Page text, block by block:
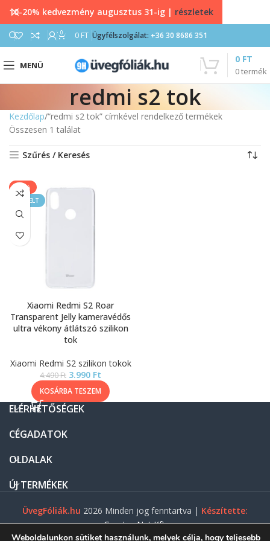
0 0 FT Ügyfélszolgálat: +36 30 8686 351
MENÜ
0termék
0 FT
redmi s2 tok
Kezdőlap “redmi s2 tok” címkével rendelkező termékek
Összesen 1 találat
Szűrés / Keresés
-11%
KIEMELT
Xiaomi Redmi S2 Roar
Transparent Jelly kameravédős
ultra vékony átlátszó szilikon
tok
Xiaomi Redmi S2 szilikon tokok
4.490Ft 3.990 Ft
KOSÁRBA TESZEM
ELÉRHETŐSÉGEK
CÉGADATOK
OLDALAK
ÚJ TERMÉKEK
ÜvegFóliák.hu 2026 Minden jog fenntartva | Készítette:
Gasztro Net Kft.
10-20% kedvezmény augusztus 31-ig | részletek
Weboldalunkon sütiket használunk, melyek célja, hogy teljesebb